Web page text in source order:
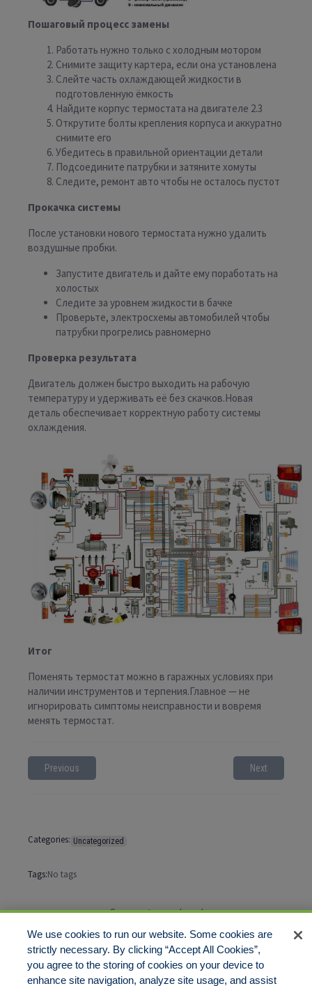
Пошаговый процесс замены
Работать нужно только с холодным мотором
Снимите защиту картера, если она установлена
Слейте часть охлаждающей жидкости в
подготовленную ёмкость
Найдите корпус термостата на двигателе 2.3
Открутите болты крепления корпуса и аккуратно
снимите его
Убедитесь в правильной ориентации детали
Подсоедините патрубки и затяните хомуты
Следите, ремонт авто чтобы не осталось пустот
Прокачка системы
После установки нового термостата нужно удалить
воздушные пробки.
Запустите двигатель и дайте ему поработать на
холостых
Следите за уровнем жидкости в бачке
Проверьте, электросхемы автомобилей чтобы
патрубки прогрелись равномерно
Проверка результата
Двигатель должен быстро выходить на рабочую
температуру и удерживать её без скачков.Новая
деталь обеспечивает корректную работу системы
охлаждения.
Итог
Поменять термостат можно в гаражных условиях при
наличии инструментов и терпения.Главное — не
игнорировать симптомы неисправности и вовремя
менять термостат.
Previous Next
Categories: Uncategorized
Tags:No tags
Comments are closed
We use cookies to run our website. Some cookies are
strictly necessary. By clicking “Accept All Cookies”,
you agree to the storing of cookies on your device to
enhance site navigation, analyze site usage, and assist